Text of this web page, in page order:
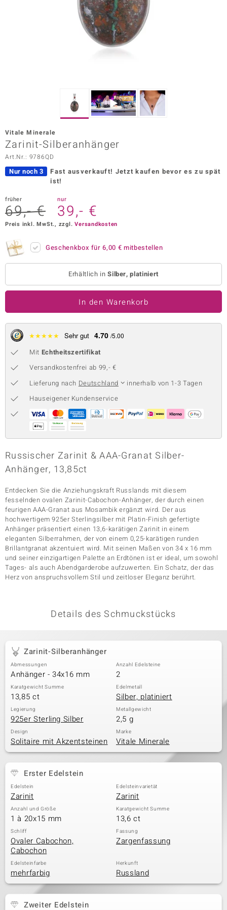
Vogue
BY DE MELO
Collection
Classics
Vitale Minerale
Zarinit-Silberanhänger
Art.Nr.: 9786QD
Nur noch 3 Fast ausverkauft! Jetzt kaufen bevor es zu spät
ist!
früher
69,- €
nur
39,- €
Preis inkl. MwSt., zzgl.Versandkosten
Geschenkbox für6,00 € mitbestellen
Erhältlich inSilber, platiniert
In den Warenkorb
★★★★★ Sehr gut 4.70 /5.00
Mit Echtheitszertifikat
Versandkostenfrei ab 99,- €
Lieferung nach Deutschland
innerhalb von 1-3 Tagen
Hauseigener Kundenservice
Russischer Zarinit & AAA-Granat Silber-
Anhänger, 13,85ct
Entdecken Sie die Anziehungskraft Russlands mit diesem
fesselnden ovalen Zarinit-Cabochon-Anhänger, der durch einen
feurigen AAA-Granat aus Mosambik ergänzt wird. Der aus
hochwertigem 925er Sterlingsilber mit Platin-Finish gefertigte
Anhänger präsentiert einen 13,6-karätigen Zarinit in einem
eleganten Silberrahmen, der von einem 0,25-karätigen runden
Brillantgranat akzentuiert wird. Mit seinen Maßen von 34 x 16 mm
und seiner einzigartigen Palette an Erdtönen ist er ideal, um sowohl
Tages- als auch Abendgarderobe aufzuwerten. Ein Schatz, der das
Herz von anspruchsvollem Stil und zeitloser Eleganz berührt.
Details des Schmuckstücks
Zarinit-Silberanhänger
Abmessungen
Anhänger - 34x16 mm
Anzahl Edelsteine
2
Karatgewicht Summe
13,85 ct
Edelmetall
Silber, platiniert
Legierung
925er Sterling Silber
Metallgewicht
2,5 g
Design
Solitaire mit Akzentsteinen
Marke
Vitale Minerale
Erster Edelstein
Edelstein
Zarinit
Edelsteinvarietät
Zarinit
Anzahl und Größe
1 à 20x15 mm
Karatgewicht Summe
13,6 ct
Schliff
Ovaler Cabochon,
Cabochon
Fassung
Zargenfassung
Edelsteinfarbe
mehrfarbig
Herkunft
Russland
Zweiter Edelstein